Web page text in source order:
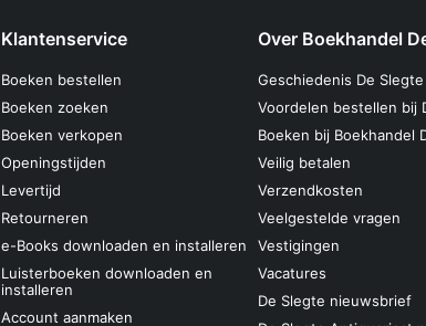
Klantenservice
Boeken bestellen
Boeken zoeken
Boeken verkopen
Openingstijden
Levertijd
Retourneren
e-Books downloaden en installeren
Luisterboeken downloaden en
installeren
Account aanmaken
Over Boekhandel
Geschiedenis De Slegte
Voordelen bestellen bij
Boeken bij Boekhandel
Veilig betalen
Verzendkosten
Veelgestelde vragen
Vestigingen
Vacatures
De Slegte nieuwsbrief